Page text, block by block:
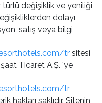
değişiklik ve yeniliği
dolayı
satış veya bilgi
tr sitesi
Ticaret A.Ş. 'ye
tr
hakları saklıdır. Sitenin